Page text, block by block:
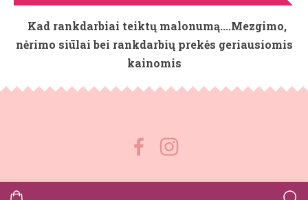
Kad rankdarbiai teiktų malonumą....Mezgimo,
nėrimo siūlai bei rankdarbių prekės geriausiomis
kainomis